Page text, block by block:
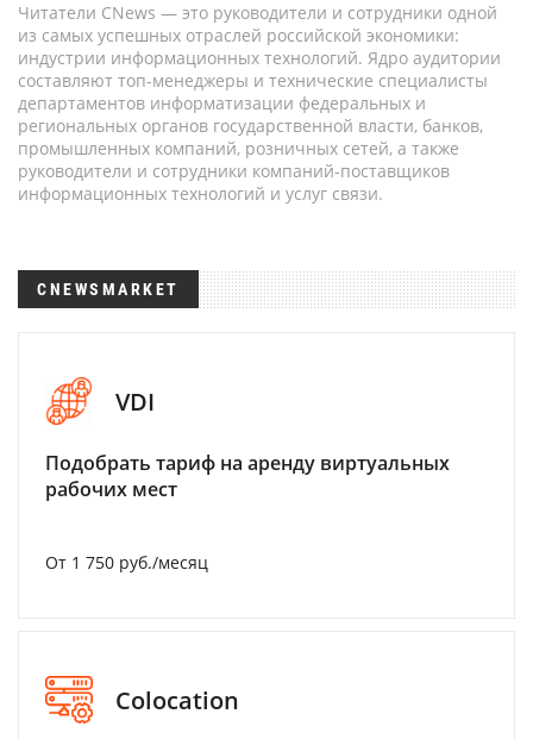
Читатели CNews — это руководители и сотрудники одной
из самых успешных отраслей российской экономики:
индустрии информационных технологий. Ядро аудитории
составляют топ-менеджеры и технические специалисты
департаментов информатизации федеральных и
региональных органов государственной власти, банков,
промышленных компаний, розничных сетей, а также
руководители и сотрудники компаний-поставщиков
информационных технологий и услуг связи.
CNEWSMARKET
VDI
Подобрать тариф на аренду виртуальных
рабочих мест
От 1 750 руб./месяц
Colocation